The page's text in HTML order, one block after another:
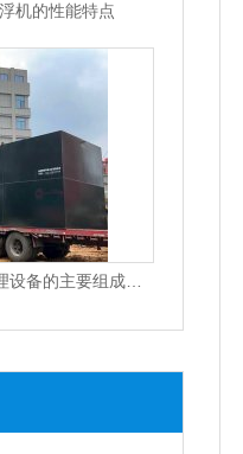
机的性能特点